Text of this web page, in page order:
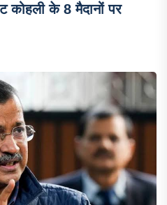
कोहली के 8 मैदानों पर